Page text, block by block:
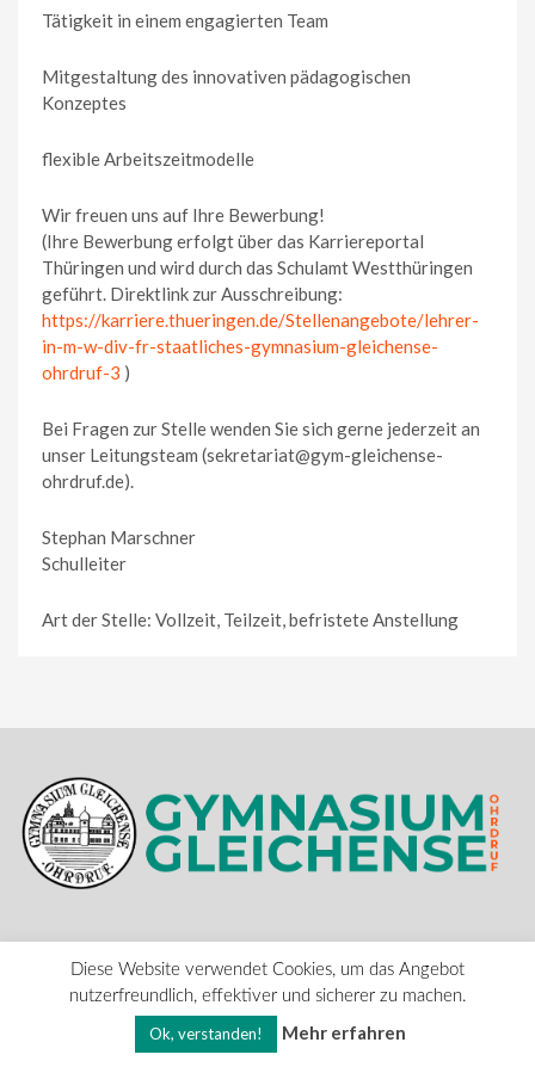
Tätigkeit in einem engagierten Team
Mitgestaltung des innovativen pädagogischen
Konzeptes
flexible Arbeitszeitmodelle
Wir freuen uns auf Ihre Bewerbung!
(Ihre Bewerbung erfolgt über das Karriereportal
Thüringen und wird durch das Schulamt Westthüringen
geführt. Direktlink zur Ausschreibung:
https://karriere.thueringen.de/Stellenangebote/lehrer-
in-m-w-div-fr-staatliches-gymnasium-gleichense-
ohrdruf-3 )
Bei Fragen zur Stelle wenden Sie sich gerne jederzeit an
unser Leitungsteam (sekretariat@gym-gleichense-
ohrdruf.de).
Stephan Marschner
Schulleiter
Art der Stelle: Vollzeit, Teilzeit, befristete Anstellung
©2018-2023 Gymnasium Gleichense Ohrdruf
Diese Website verwendet Cookies, um das Angebot
nutzerfreundlich, effektiver und sicherer zu machen.
Ok, verstanden! Mehr erfahren